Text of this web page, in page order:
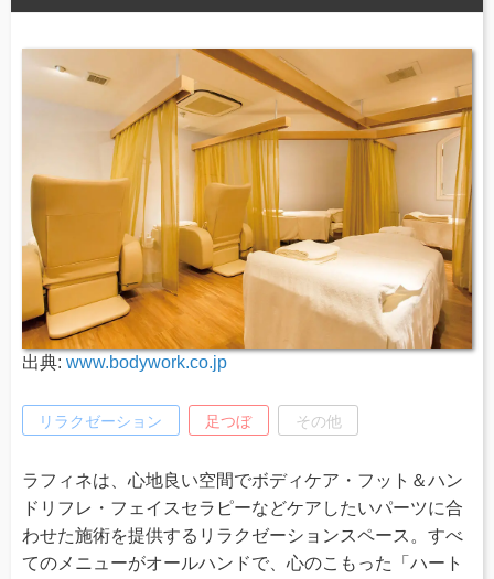
出典: www.bodywork.co.jp
リラクゼーション 足つぼ その他
ラフィネは、心地良い空間でボディケア・フット＆ハン
ドリフレ・フェイスセラピーなどケアしたいパーツに合
わせた施術を提供するリラクゼーションスペース。すべ
てのメニューがオールハンドで、心のこもった「ハート